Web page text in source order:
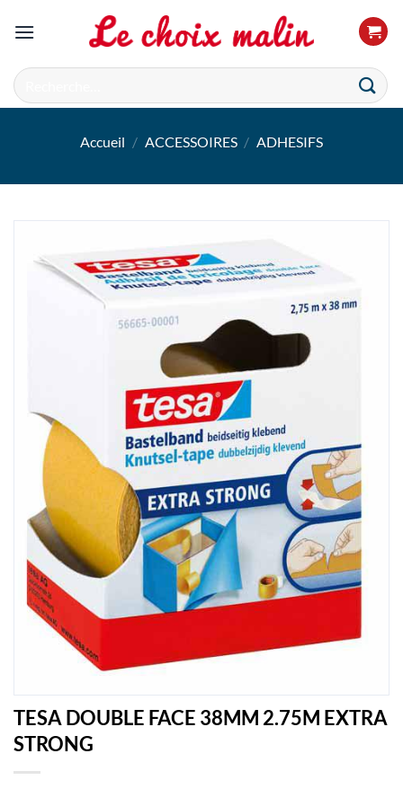
Recherche
pour :
Accueil / ACCESSOIRES / ADHESIFS
TESA DOUBLE FACE 38MM 2.75M EXTRA
STRONG